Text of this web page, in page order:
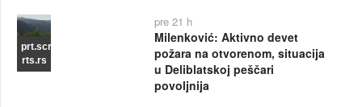
prt.scr
rts.rs
pre 21 h
Milenković: Aktivno devet
požara na otvorenom, situacija
u Deliblatskoj peščari
povoljnija